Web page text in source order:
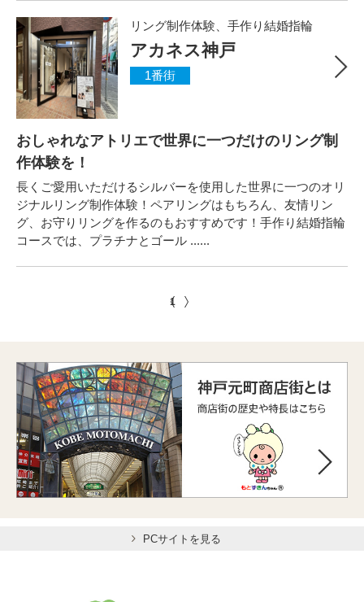
リング制作体験、手作り結婚指輪
アカネス神戸
1番街
おしゃれなアトリエで世界に一つだけのリング制
作体験を！
長くご愛用いただけるシルバーを使用した世界に一つのオリ
ジナルリング制作体験！ペアリングはもちろん、友情リン
グ、お守りリングを作るのもおすすめです！手作り結婚指輪
コースでは、プラチナとゴール ......
1
PCサイトを見る